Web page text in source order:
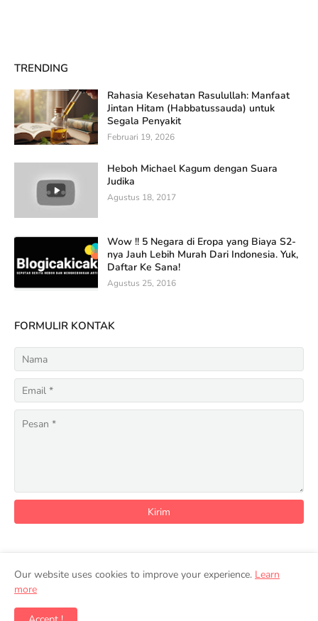
TRENDING
Rahasia Kesehatan Rasulullah: Manfaat
Jintan Hitam (Habbatussauda) untuk
Segala Penyakit
Februari 19, 2026
Heboh Michael Kagum dengan Suara
Judika
Agustus 18, 2017
Wow !! 5 Negara di Eropa yang Biaya S2-
nya Jauh Lebih Murah Dari Indonesia. Yuk,
Daftar Ke Sana!
Agustus 25, 2016
FORMULIR KONTAK
Home Privacy Policy Terms of Services
Disclaimer
Our website uses cookies to improve your experience. Learn
more